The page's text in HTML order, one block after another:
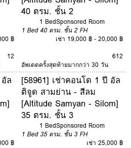
฿
12
40 ตรม. ชั้น 2
1 BedSponsored Room
1 Bed 40 ตรม. ชั้น 2 FH
เช่า 19,000 ฿ - 20,000 ฿
612
อัพเดตครั้งสุดท้ายมากกว่า 30 วัน
ล
฿
[58961] เช่าคอนโด 1 ปี อัล
ติจูด สามย่าน - สีลม
[Altitude Samyan - Silom]
35 ตรม. ชั้น 3
1 BedSponsored Room
1 Bed 35 ตรม. ชั้น 3 FH
เช่า 25,000 ฿